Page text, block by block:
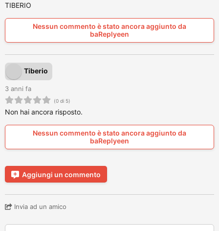
TIBERIO
Nessun commento è stato ancora aggiunto da
baReplyeen
Tiberio
3 anni fa
(0 di 5)
Non hai ancora risposto.
Nessun commento è stato ancora aggiunto da
baReplyeen
Aggiungi un commento
Invia ad un amico